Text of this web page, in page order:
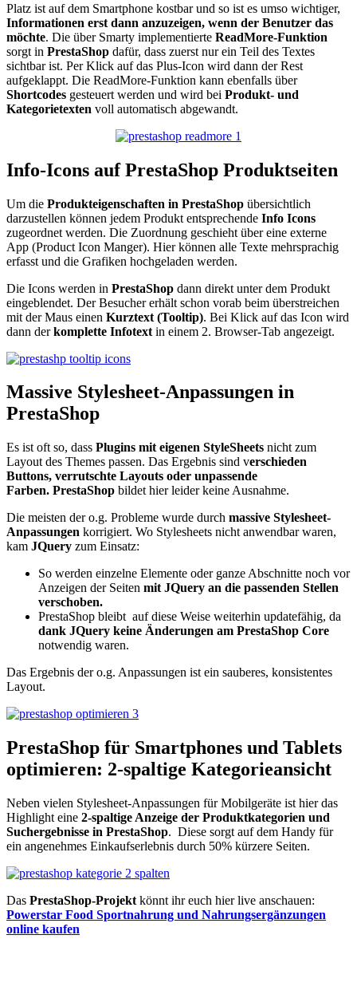
Platz ist auf dem Smartphone kostbar und so ist es umso wichtiger,
Informationen erst dann anzuzeigen, wenn der Benutzer das
möchte. Die über Smarty implementierte ReadMore-Funktion
sorgt in PrestaShop dafür, dass zuerst nur ein Teil des Textes
sichtbar ist. Per Klick auf das Plus-Icon wird dann der Rest
aufgeklappt. Die ReadMore-Funktion kann ebenfalls über
Shortcodes gesteuert werden und wird bei Produkt- und
Kategorietexten voll automatisch abgewandt.
Info-Icons auf PrestaShop Produktseiten
Um die Produkteigenschaften in PrestaShop übersichtlich
darzustellen können jedem Produkt entsprechende Info Icons
zugeordnet werden. Die Zuordnung geschieht über eine externe
App (Product Icon Manger). Hier können alle Texte mehrsprachig
erfasst und die Grafiken hochgeladen werden.
Die Icons werden in PrestaShop dann direkt unter dem Produkt
eingeblendet. Der Besucher erhält schon vorab beim überstreichen
mit der Maus einen Kurztext (Tooltip). Bei Klick auf das Icon wird
dann derkomplette Infotext in einem 2. Browser-Tab angezeigt.
Massive Stylesheet-Anpassungen in
PrestaShop
Es ist oft so, dass Plugins mit eigenen StyleSheets nicht zum
Layout des Themes passen. Das Ergebnis sind verschieden
Buttons, verrutschte Layouts oder unpassende
Farben. PrestaShop bildet hier leider keine Ausnahme.
Die meisten der o.g. Probleme wurde durch massive Stylesheet-
Anpassungen korrigiert. Wo Stylesheets nicht anwendbar waren,
kam JQuery zum Einsatz:
So werden einzelne Elemente oder ganze Abschnitte noch vor
Anzeigen der Seiten mit JQuery an die passenden Stellen
verschoben.
PrestaShop bleibt auf diese Weise weiterhin updatefähig, da
dank JQuery keine Änderungen am PrestaShop Core
notwendig waren.
Das Ergebnis der o.g. Anpassungen ist ein sauberes, konsistentes
Layout.
PrestaShop für Smartphones und Tablets
optimieren: 2-spaltige Kategorieansicht
Neben vielen Stylesheet-Anpassungen für Mobilgeräte ist hier das
Highlight eine 2-spaltige Anzeige der Produktkategorien und
Suchergebnisse in PrestaShop. Diese sorgt auf dem Handy für
ein angenehmes Einkaufserlebnis durch 50% kürzere Seiten.
Das PrestaShop-Projekt könnt ihr euch hier live anschauen:
Powerstar Food Sportnahrung und Nahrungsergänzungen
online kaufen